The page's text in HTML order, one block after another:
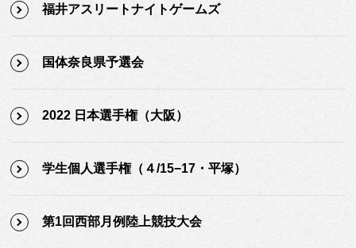
福井アスリートナイトゲームズ
国体奈良県予選会
2022 日本選手権（大阪）
学生個人選手権（４/15−17・平塚）
第1回西部月例陸上競技大会